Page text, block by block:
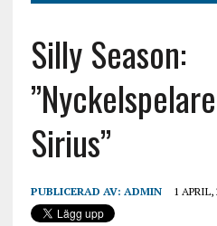
Silly Season:
Sirius”
PUBLICERAD AV: ADMIN 1 APRIL,